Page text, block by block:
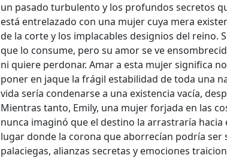
un pasado turbulento y los profundos secretos
está entrelazado con una mujer cuya mera
de la corte y los implacables designios del reino.
que lo consume, pero su amor se ve
ni quiere perdonar. Amar a esta mujer significa
poner en jaque la frágil estabilidad de toda una
vida sería condenarse a una existencia vacía,
Mientras tanto, Emily, una mujer forjada en las
nunca imaginó que el destino la arrastraría
lugar donde la corona que aborrecían podría
palaciegas, alianzas secretas y emociones